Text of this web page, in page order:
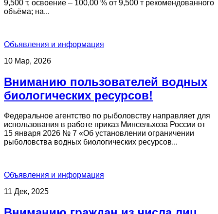
9,500 т, освоение – 100,00 % от 9,500 т рекомендованного
объёма; на...
Объявления и информация
10 Мар, 2026
Вниманию пользователей водных
биологических ресурсов!
Федеральное агентство по рыболовству направляет для
использования в работе приказ Минсельхоза России от
15 января 2026 № 7 «Об установлении ограничении
рыболовства водных биологических ресурсов...
Объявления и информация
11 Дек, 2025